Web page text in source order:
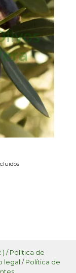
) / Política de
legal /Política de